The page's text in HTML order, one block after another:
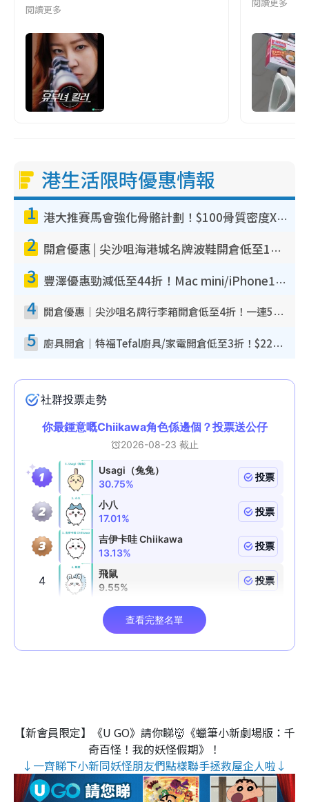
閱讀更多
港生活限時優惠情報
1 港大推賽馬會強化骨骼計劃！$100骨質密度X光檢查 完成免費運動訓練送超市禮券！附參加資格
2 開倉優惠 | 尖沙咀海港城名牌波鞋開倉低至1折！On鞋$899起／Joy&Peace鞋履$98起
3 豐澤優惠勁減低至44折！Mac mini/iPhone17Pro大減價！廚房家電$220起
4 開倉優惠｜尖沙咀名牌行李箱開倉低至4折！一連5日 American Tourister/ace./Hallmark $200起！
5 廚具開倉｜特福Tefal廚具/家電開倉低至3折！$220起買平底鍋/炒鑊/湯煲！電飯煲/吸塵機/燙斗$418起
【新會員限定】《U GO》請你睇👹《蠟筆小新劇場版：千
奇百怪！我的妖怪假期》！
↓一齊睇下小新同妖怪朋友們點樣聯手拯救屋企人啦↓